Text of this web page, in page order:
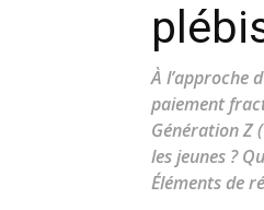
À l’approche
paiement
Génération Z
les jeunes ?
Éléments de